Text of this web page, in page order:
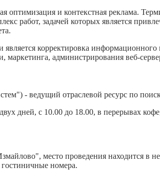
и контекстная реклама.
работ, задачей которых является
корректировка
маркетинга, администрирования веб-
- ведущий отраслевой ресурс по
дней, с 10.00 до 18.00, в перерывах
место проведения находится в
номера.